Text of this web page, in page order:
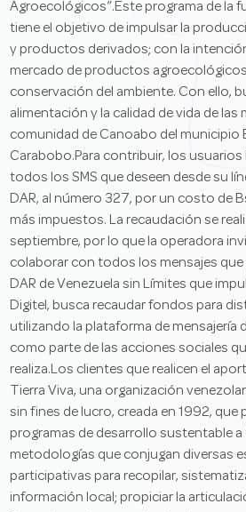
Agroecológicos”.Este programa de la
tiene el objetivo de impulsar la
y productos derivados; con la
mercado de productos
conservación del ambiente. Con ello,
alimentación y la calidad de vida de las
comunidad de Canoabo del municipio
Carabobo.Para contribuir, los usuarios
todos los SMS que deseen desde su
DAR, al número 327, por un costo de
más impuestos. La recaudación se
septiembre, por lo que la operadora
colaborar con todos los mensajes que
DAR de Venezuela sin Límites que
Digitel, busca recaudar fondos para
utilizando la plataforma de mensajería
como parte de las acciones sociales
realiza.Los clientes que realicen el
Tierra Viva, una organización
sin fines de lucro, creada en 1992, que
programas de desarrollo sustentable a
metodologías que conjugan diversas
participativas para recopilar,
información local; propiciar la